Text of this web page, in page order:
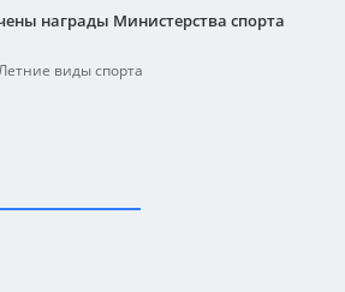
награды Министерства спорта
виды спорта